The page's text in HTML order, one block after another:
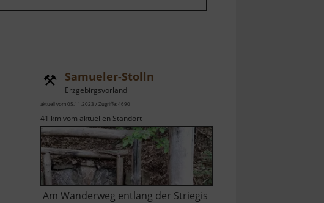
Samueler-Stolln
Erzgebirgsvorland
aktuell vom 05.11.2023 / Zugriffe: 4690
41 km vom aktuellen Standort
Am Wanderweg entlang der Striegis